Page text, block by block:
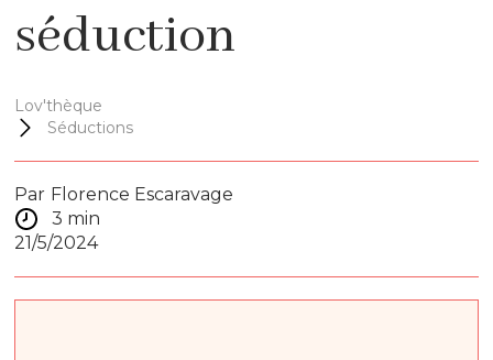
séduction
Lov'thèque
Séductions
Par Florence Escaravage
3 min
21/5/2024